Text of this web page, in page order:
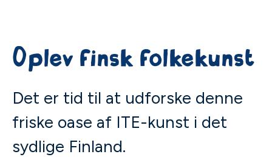
Oplev finsk folkekunst
Det er tid til at udforske denne
friske oase af ITE-kunst i det
sydlige Finland.